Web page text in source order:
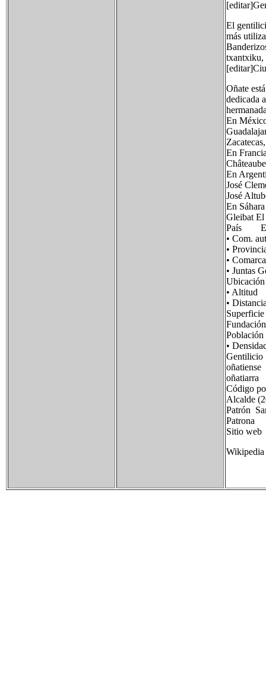
El
más
txantxiku,
Oñate
dedicada
En
En
En
José
José
En
Gleibat El
País
• Com.
•
•
• Juntas
•
•
•
oñatiense
oñatiarra
Código
Alcalde
Patrón
Patrona
Sitio
Wikipedia